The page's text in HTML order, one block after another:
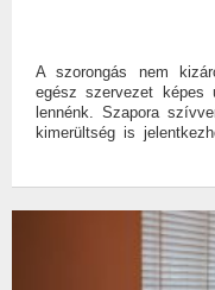
A szorongás nem
egész szervezet képes
lennénk. Szapora
kimerültség is